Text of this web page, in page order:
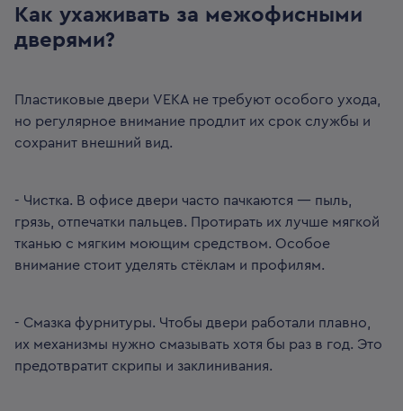
Как ухаживать за межофисными
дверями?
Пластиковые двери VEKA не требуют особого ухода,
но регулярное внимание продлит их срок службы и
сохранит внешний вид.
- Чистка. В офисе двери часто пачкаются — пыль,
грязь, отпечатки пальцев. Протирать их лучше мягкой
тканью с мягким моющим средством. Особое
внимание стоит уделять стёклам и профилям.
- Смазка фурнитуры. Чтобы двери работали плавно,
их механизмы нужно смазывать хотя бы раз в год. Это
предотвратит скрипы и заклинивания.